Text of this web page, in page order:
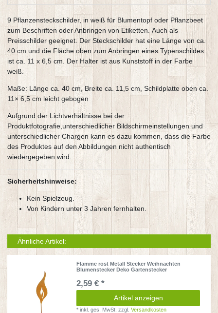
9 Pflanzensteckschilder, in weiß für Blumentopf oder Pflanzbeet
zum Beschriften oder Anbringen von Etiketten. Auch als
Preisschilder geeignet. Der Steckschilder hat eine Länge von ca.
40 cm und die Fläche oben zum Anbringen eines Typenschildes
ist ca. 11 x 6,5 cm. Der Halter ist aus Kunststoff in der Farbe
weiß.
Maße: Länge ca. 40 cm, Breite ca. 11,5 cm, Schildplatte oben ca.
11× 6,5 cm leicht gebogen
Aufgrund der Lichtverhältnisse bei der
Produktfotografie,unterschiedlicher Bildschirmeinstellungen und
unterschiedlicher Chargen kann es dazu kommen, dass die Farbe
des Produktes auf den Abbildungen nicht authentisch
wiedergegeben wird.
Sicherheitshinweise:
Kein Spielzeug.
Von Kindern unter 3 Jahren fernhalten.
Ähnliche Artikel:
Flamme rost Metall Stecker Weihnachten
Blumenstecker Deko Gartenstecker
2,59 € *
Artikel anzeigen
*inkl. ges. MwSt. zzgl.Versandkosten